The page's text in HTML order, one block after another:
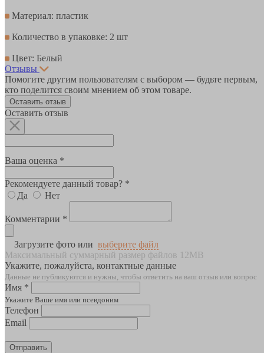
Материал: пластик
Количество в упаковке: 2 шт
Цвет: Белый
Отзывы
Помогите другим пользователям с выбором — будьте первым,
кто поделится своим мнением об этом товаре.
Оставить отзыв
Оставить отзыв
Ваша оценка *
Рекомендуете данный товар? *
Да
Нет
Комментарии *
Загрузите фото или выберите файл
Максимальный суммарный размер файлов 12MB
Укажите, пожалуйста, контактные данные
Данные не публикуются и нужны, чтобы ответить на ваш отзыв или вопрос
Имя *
Укажите Ваше имя или псевдоним
Телефон
Email
Отправить